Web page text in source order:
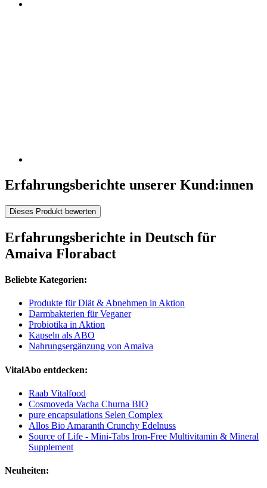
Erfahrungsberichte unserer Kund:innen
Dieses Produkt bewerten
Erfahrungsberichte in Deutsch für
Amaiva Florabact
Beliebte Kategorien:
Produkte für Diät & Abnehmen in Aktion
Darmbakterien für Veganer
Probiotika in Aktion
Kapseln als ABO
Nahrungsergänzung von Amaiva
VitalAbo entdecken:
Raab Vitalfood
Cosmoveda Vacha Churna BIO
pure encapsulations Selen Complex
Allos Bio Amaranth Crunchy Edelnuss
Source of Life - Mini-Tabs Iron-Free Multivitamin & Mineral
Supplement
Neuheiten: